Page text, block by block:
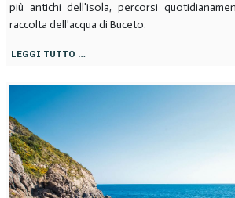
più antichi dell'isola, percorsi
raccolta dell'acqua di Buceto.
LEGGI TUTTO …